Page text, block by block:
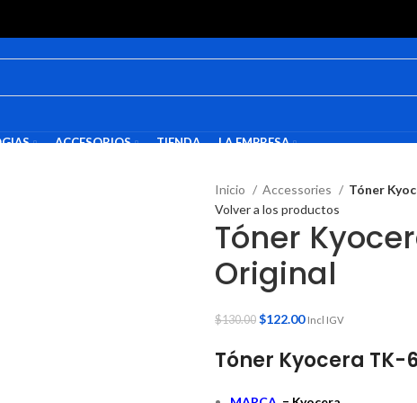
ACCESORIOS TIENDA
LA EMPRESA
Inicio Accessories
Tóner
Volver a los productos
Tóner
Original
$130.00 $122.00 Incl IGV
Tóner Kyocera TK-